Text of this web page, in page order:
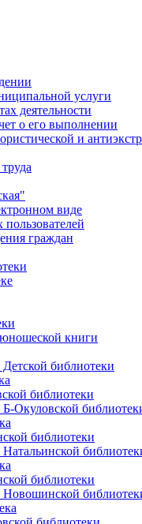
услуги
деятельности
о его выполнении
и
виде
граждан
книги
библиотеки
библиотеки
Окуловской
библиотеки
библиотеки